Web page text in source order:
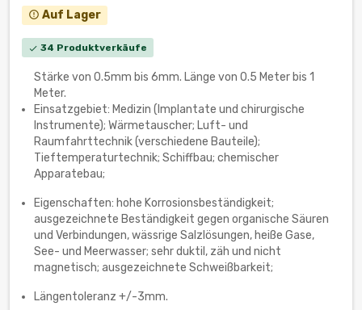
error_outline Auf Lager
check 34 Produktverkäufe
Stärke von 0.5mm bis 6mm. Länge von 0.5 Meter bis 1
Meter.
Einsatzgebiet: Medizin (Implantate und chirurgische
Instrumente); Wärmetauscher; Luft- und
Raumfahrttechnik (verschiedene Bauteile);
Tieftemperaturtechnik; Schiffbau; chemischer
Apparatebau;
Eigenschaften: hohe Korrosionsbeständigkeit;
ausgezeichnete Beständigkeit gegen organische Säuren
und Verbindungen, wässrige Salzlösungen, heiße Gase,
See- und Meerwasser; sehr duktil, zäh und nicht
magnetisch; ausgezeichnete Schweißbarkeit;
Längentoleranz +/-3mm.